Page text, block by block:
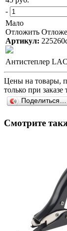
-
Мало
Отложить
Артикул:
Антистеплер
Цены на товары,
только при заказе
Поделиться…
Смотрите